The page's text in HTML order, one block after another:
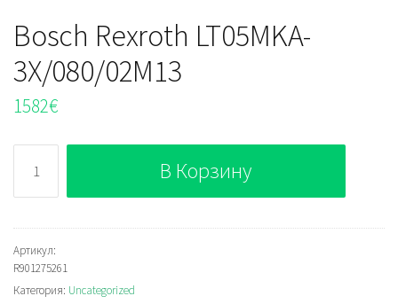
Bosch Rexroth LT05MKA-
3X/080/02M13
1582€
Bosch
Rexroth
LT05MKA-
3X/080/02M13
В Корзину
Артикул:
R901275261
Категория: Uncategorized